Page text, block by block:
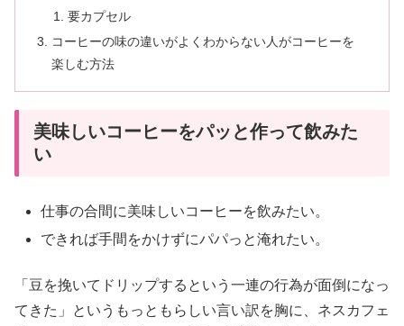
要カプセル
コーヒーの味の違いがよくわからない人がコーヒーを
楽しむ方法
美味しいコーヒーをパッと作って飲みた
い
仕事の合間に美味しいコーヒーを飲みたい。
できれば手間をかけずにパパっと淹れたい。
「豆を挽いてドリップするという一連の行為が面倒になっ
てきた」というもっともらしい言い訳を胸に、ネスカフェ